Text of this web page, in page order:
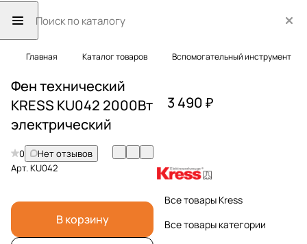
Главная Каталог товаров Вспомогательный инструмент
Фен технический
KRESS KU042 2000Вт
электрический
0
Нет отзывов
Арт.KU042
В корзину
3 490 ₽
Все товары Kress
Все товары категории